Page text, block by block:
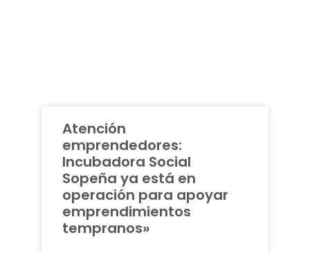
Atención
emprendedores:
Incubadora Social
Sopeña ya está en
operación para apoyar
emprendimientos
tempranos»